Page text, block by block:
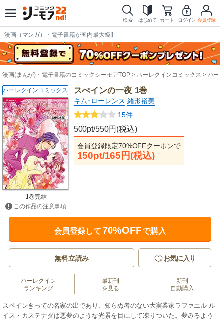
検索 はじめて カート ログイン 会員登録
漫画（マンガ）・電子書籍が国内最大級!!
漫画(まんが)・電子書籍のコミックシーモアTOP ハーレクインコミックス ハ
スぺインの一夜 1巻
キム･ローレンス 緒形裕美
15件
500pt/550円(税込)
会員登録限定70%OFFクーポンで
150pt/165円(税込)
ハーレクインコミックス
1巻完結
この作品の注意事項
会員登録して70%OFFで購入
無料立読み お気に入り
ハーレクイン
ランキング
最新刊
を見る
新刊
自動購入
スペインきっての名家の出であり、知らぬ者のない大実業家ラファエル‐ル
イス・カステナダは悪夢のような光景を目にして凍りついた。夢みるよう